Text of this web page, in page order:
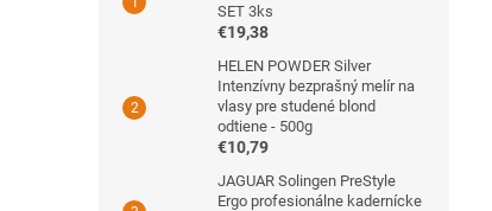
SET 3ks
€19,38
HELEN POWDER Silver
Intenzívny bezprašný melír na
vlasy pre studené blond
odtiene - 500g
€10,79
JAGUAR Solingen PreStyle
Ergo profesionálne kadernícke